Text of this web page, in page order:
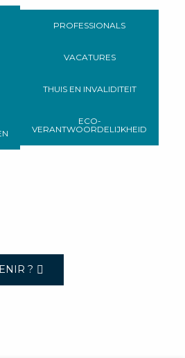
PROFESSIONALS
VACATURES
THUIS EN INVALIDITEIT
ECO-
VERANTWOORDELIJKHEID
?